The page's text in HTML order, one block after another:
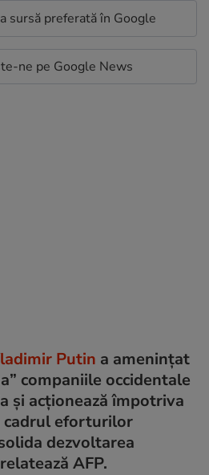
sursă preferată în Google
ne pe Google News
Putin a amenințat
companiile occidentale
și acționează împotriva
cadrul eforturilor
dezvoltarea
AFP.